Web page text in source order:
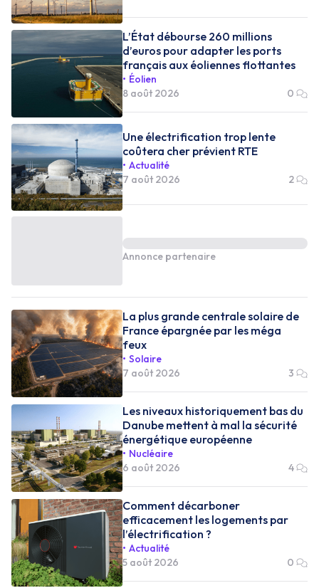
L’État débourse 260 millions
d’euros pour adapter les ports
français aux éoliennes flottantes
Éolien
8 août 2026
0
Une électrification trop lente
coûtera cher prévient RTE
Actualité
7 août 2026
2
Annonce partenaire
La plus grande centrale solaire de
France épargnée par les méga
feux
Solaire
7 août 2026
3
Les niveaux historiquement bas du
Danube mettent à mal la sécurité
énergétique européenne
Nucléaire
6 août 2026
4
Comment décarboner
efficacement les logements par
l’électrification ?
Actualité
5 août 2026
0